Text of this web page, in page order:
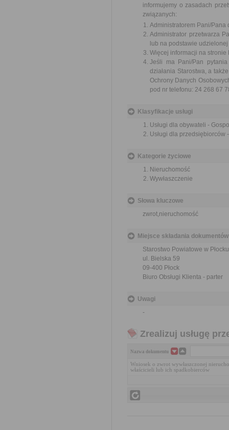
informujemy o zasadach
związanych:
Administratorem Pani/Pana
Administrator przetwarza
lub na podstawie udzielonej
Więcej informacji na stronie
Jeśli ma Pani/Pan
działania Starostwa, a
Ochrony Danych
pod nr telefonu: 24 268 67
Klasyfikacje usługi
Usługi dla obywateli -
Usługi dla
Kategorie życiowe
Nieruchomość
Wywłaszczenie
Słowa kluczowe
zwrot,nieruchomość
Miejsce składania dokumentów
Starostwo Powiatowe w Płocku
ul. Bielska 59
09-400 Płock
Biuro Obsługi Klienta - parter
Uwagi
-
Zrealizuj usługę
Nazwa dokumentu
Wniosek o zwrot wywłaszczonej
właścicieli lub ich spadkobierców